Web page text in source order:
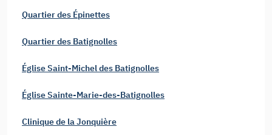
Quartier des Épinettes
Quartier des Batignolles
Église Saint-Michel des Batignolles
Église Sainte-Marie-des-Batignolles
Clinique de la Jonquière